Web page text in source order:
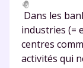
Dans les
industries (=
centres
activités qui